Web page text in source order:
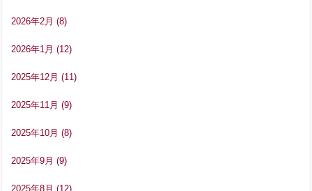
2026年2月 (8)
2026年1月 (12)
2025年12月 (11)
2025年11月 (9)
2025年10月 (8)
2025年9月 (9)
2025年8月 (12)